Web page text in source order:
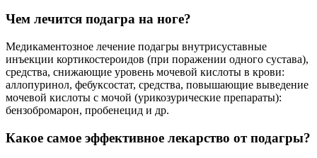
Чем лечится подагра на ноге?
Медикаментозное лечение подагры внутрисуставные
инъекции кортикостероидов (при поражении одного сустава),
средства, снижающие уровень мочевой кислоты в крови:
аллопуринол, фебуксостат, средства, повышающие выведение
мочевой кислоты с мочой (урикозурические препараты):
бензобромарон, пробенецид и др.
Какое самое эффективное лекарство от подагры?